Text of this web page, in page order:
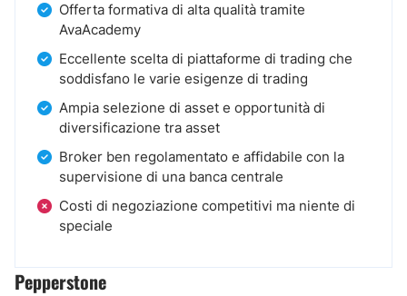
Offerta formativa di alta qualità tramite
AvaAcademy
Eccellente scelta di piattaforme di trading che
soddisfano le varie esigenze di trading
Ampia selezione di asset e opportunità di
diversificazione tra asset
Broker ben regolamentato e affidabile con la
supervisione di una banca centrale
Costi di negoziazione competitivi ma niente di
speciale
Pepperstone